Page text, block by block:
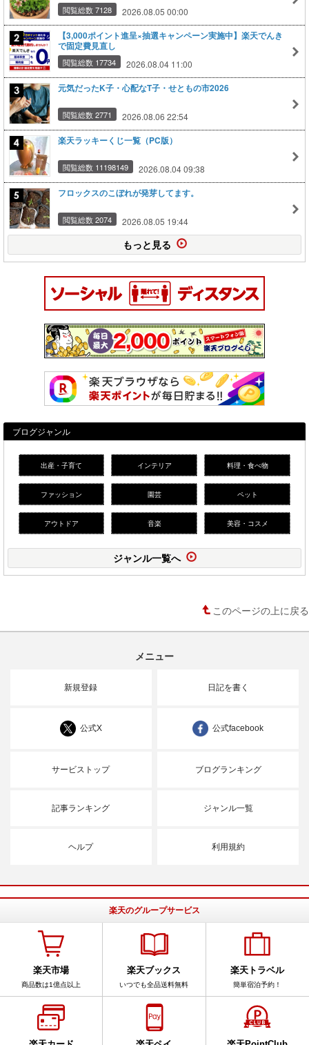
閲覧総数 7128 2026.08.05 00:00
【3,000ポイント進呈×抽選キャンペーン実施中】楽天でんき
で固定費見直し
閲覧総数 17734 2026.08.04 11:00
元気だったK子・心配なT子・せともの市2026
閲覧総数 2771 2026.08.06 22:54
楽天ラッキーくじ一覧（PC版）
閲覧総数 11198149 2026.08.04 09:38
フロックスのこぼれが発芽してます。
閲覧総数 2074 2026.08.05 19:44
もっと見る
ブログジャンル
出産・子育て インテリア 料理・食べ物
ファッション 園芸 ペット
アウトドア 音楽 美容・コスメ
ジャンル一覧へ
このページの上に戻る
メニュー
新規登録 日記を書く
公式X 公式facebook
サービストップ ブログランキング
記事ランキング ジャンル一覧
ヘルプ 利用規約
楽天のグループサービス
楽天市場
商品数は1億点以上
楽天ブックス
いつでも全品送料無料
楽天トラベル
簡単宿泊予約！